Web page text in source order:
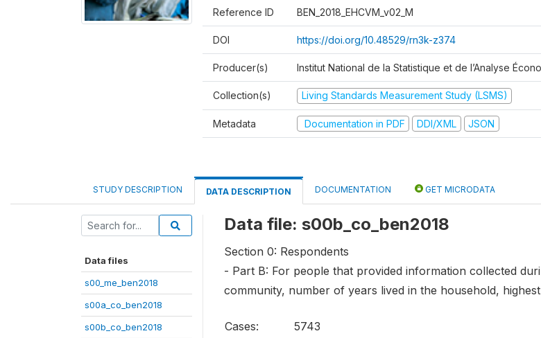
Reference ID BEN_2018_EHCVM_v02_M
DOI https://doi.org/10.48529/rn3k-z374
Producer(s) Institut National de la Statistique et de l’Analyse
Collection(s) Living Standards Measurement Study (LSMS)
Metadata Documentation in PDF DDI/XML JSON
STUDY DESCRIPTION DATA DESCRIPTION DOCUMENTATION GET MICRODATA
Data files
s00_me_ben2018
s00a_co_ben2018
s00b_co_ben2018
Data file: s00b_co_ben2018
Section 0: Respondents
- Part B: For people that provided information collected
community, number of years lived in the household,
Cases:
5743